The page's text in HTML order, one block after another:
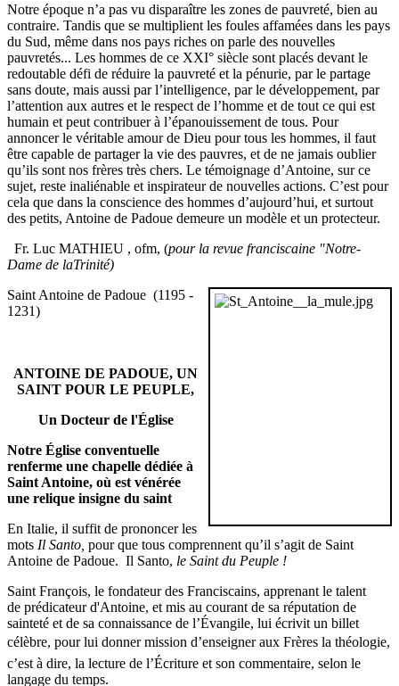
Notre époque n’a pas vu disparaître les zones de pauvreté, bien au
contraire. Tandis que se multiplient les foules affamées dans les pays
du Sud, même dans nos pays riches on parle des nouvelles
pauvretés... Les hommes de ce XXI° siècle sont placés devant le
redoutable défi de réduire la pauvreté et la pénurie, par le partage
sans doute, mais aussi par l’intelligence, par le développement, par
l’attention aux autres et le respect de l’homme et de tout ce qui est
humain et peut contribuer à l’épanouissement de tous. Pour
annoncer le véritable amour de Dieu pour tous les hommes, il faut
être capable de partager la vie des pauvres, et de ne jamais oublier
qu’ils sont nos frères très chers. Le témoignage d’Antoine, sur ce
sujet, reste inaliénable et inspirateur de nouvelles actions. C’est pour
cela que dans la conscience des hommes d’aujourd’hui, et surtout
des petits, Antoine de Padoue demeure un modèle et un protecteur.
Fr. Luc MATHIEU , ofm, (pour la revue franciscaine "Notre-
Dame de laTrinité)
Saint Antoine de Padoue (1195 -
1231)
ANTOINE DE PADOUE, UN
SAINT POUR LE PEUPLE,
Un Docteur de l'Église
Notre Église conventuelle
renferme une chapelle dédiée à
Saint Antoine, où est vénérée
une relique insigne du saint
En Italie, il suffit de prononcer les
mots Il Santo, pour que tous comprennent qu’il s’agit de Saint
Antoine de Padoue. Il Santo, le Saint du Peuple !
Saint François, le fondateur des Franciscains, apprenant le talent
de prédicateur d'Antoine, et mis au courant de sa réputation de
sainteté et de sa connaissance de l’Évangile, lui écrivit un billet
célèbre, pour lui donner mission d’enseigner aux Frères la théologie,
c’est à dire, la lecture de l’Écriture et son commentaire, selon le
langage du temps.